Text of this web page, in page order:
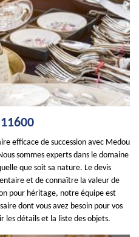
efficace de succession avec Medou
sommes experts dans le domaine
que soit sa nature. Le devis
et de connaître la valeur de
pour héritage, notre équipe est
dont vous avez besoin pour vos
les détails et la liste des objets.